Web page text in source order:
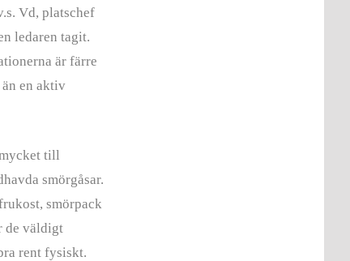
Vd, platschef
ledaren tagit.
är färre
en aktiv
till
smörgåsar.
smörpack
de väldigt
rent fysiskt.